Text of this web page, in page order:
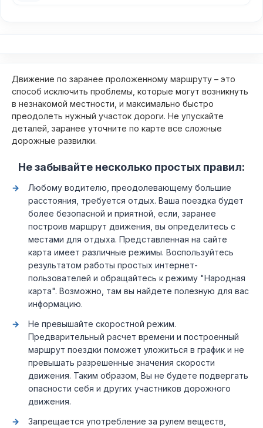
Движение по заранее проложенному маршруту – это
способ исключить проблемы, которые могут возникнуть
в незнакомой местности, и максимально быстро
преодолеть нужный участок дороги. Не упускайте
деталей, заранее уточните по карте все сложные
дорожные развилки.
Не забывайте несколько простых правил:
Любому водителю, преодолевающему большие
расстояния, требуется отдых. Ваша поездка будет
более безопасной и приятной, если, заранее
построив маршрут движения, вы определитесь с
местами для отдыха. Представленная на сайте
карта имеет различные режимы. Воспользуйтесь
результатом работы простых интернет-
пользователей и обращайтесь к режиму "Народная
карта". Возможно, там вы найдете полезную для вас
информацию.
Не превышайте скоростной режим.
Предварительный расчет времени и построенный
маршрут поездки поможет уложиться в график и не
превышать разрешенные значения скорости
движения. Таким образом, Вы не будете подвергать
опасности себя и других участников дорожного
движения.
Запрещается употребление за рулем веществ,